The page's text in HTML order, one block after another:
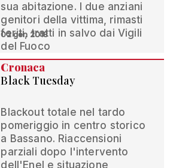
sua abitazione. I due anziani
genitori della vittima, rimasti
feriti, tratti in salvo dai Vigili
del Fuoco
02 gen 2018
Cronaca
Black Tuesday
Blackout totale nel tardo
pomeriggio in centro storico
a Bassano. Riaccensioni
parziali dopo l'intervento
dell'Enel e situazione